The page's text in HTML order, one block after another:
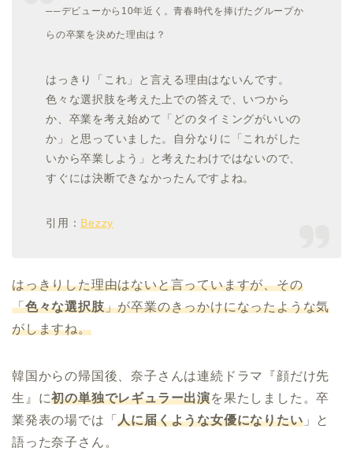
──デビューから10年近く。青春時代を捧げたグループか
らの卒業を決めた理由は？
はっきり「これ」と言える理由はないんです。
色々な選択肢を考えた上での答えで、いつから
か、卒業を考え始めて「どのタイミングがいいの
か」と思っていました。自分なりに「これがした
いから卒業しよう」と考えたわけではないので、
すぐには決断できなかったんですよね。
引用： Bezzy
はっきりした理由はないと言っていますが、その
「色々な選択肢」が卒業のきっかけになったような気
がしますね。
韓国からの帰国後、奈子さんは連続ドラマ『顔だけ先
生』に初の単独でレギュラー出演を果たしました。卒
業発表の場では「人に届くような女優になりたい」と
語った奈子さん。